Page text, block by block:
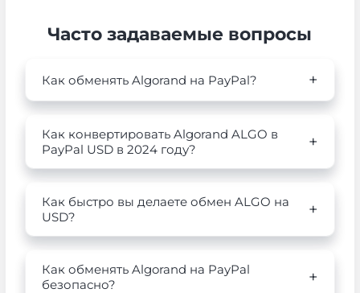
Часто задаваемые вопросы
Как обменять Algorand на PayPal?
Как конвертировать Algorand ALGO в
PayPal USD в 2024 году?
Как быстро вы делаете обмен ALGO на
USD?
Как обменять Algorand на PayPal
безопасно?